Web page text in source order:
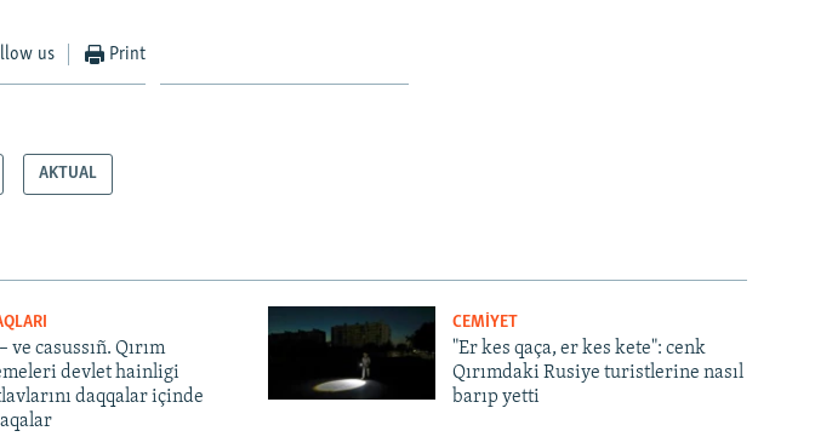
us Print
AKTUAL
ve casussıñ. Qırım
devlet hainligi
daqqalar içinde
CEMİYET
"Er kes qaça, er kes kete": cenk
Qırımdaki Rusiye turistlerine nasıl
barıp yetti